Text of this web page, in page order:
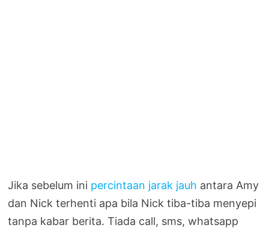
Jika sebelum ini percintaan jarak jauh antara Amy
dan Nick terhenti apa bila Nick tiba-tiba menyepi
tanpa kabar berita. Tiada call, sms, whatsapp